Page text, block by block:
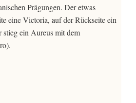
Prägungen. Der etwas
eine Victoria, auf der Rückseite ein
ein Aureus mit dem